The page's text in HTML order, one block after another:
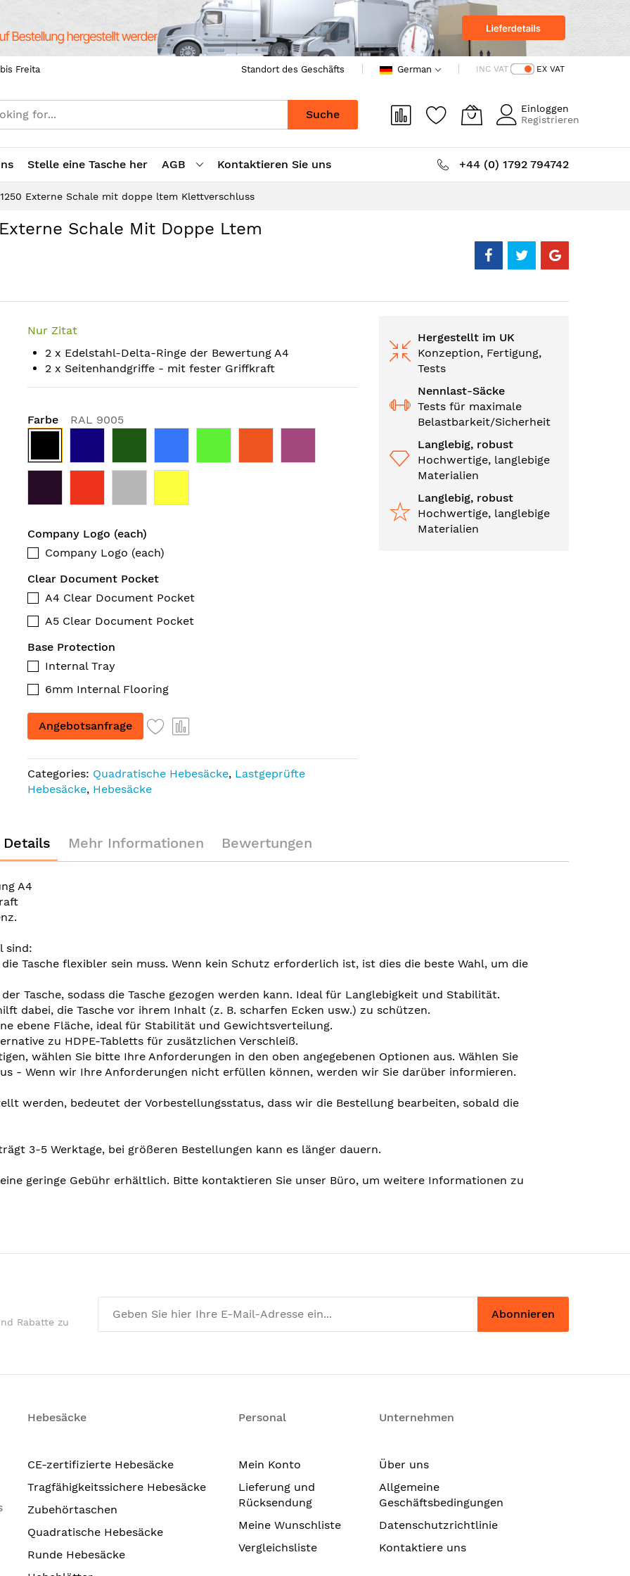
Freita Standort des Geschäfts German INC VAT EX VAT
Suche
Einloggen
Registrieren
Stelle eine Tasche her AGB Kontaktieren Sie uns
+44 (0) 1792 794742
Externe Schale mit doppe ltem Klettverschluss
Schale Mit Doppe Ltem
Nur Zitat
2 x Edelstahl-Delta-Ringe der Bewertung A4
2 x Seitenhandgriffe - mit fester Griffkraft
Farbe RAL 9005
Company Logo (each)
Company Logo (each)
Clear Document Pocket
A4 Clear Document Pocket
A5 Clear Document Pocket
Base Protection
Internal Tray
6mm Internal Flooring
Angebotsanfrage
Categories: Quadratische Hebesäcke, Lastgeprüfte
Hebesäcke, Hebesäcke
Hergestellt im UK
Konzeption, Fertigung,
Tests
Nennlast-Säcke
Tests für maximale
Belastbarkeit/Sicherheit
Langlebig, robust
Hochwertige, langlebige
Materialien
Langlebig, robust
Hochwertige, langlebige
Materialien
Details
A4
sind:
Tasche flexibler sein muss. Wenn kein Schutz erforderlich ist, ist dies die beste Wahl, um die
Tasche, sodass die Tasche gezogen werden kann. Ideal für Langlebigkeit und Stabilität.
dabei, die Tasche vor ihrem Inhalt (z. B. scharfen Ecken usw.) zu schützen.
ebene Fläche, ideal für Stabilität und Gewichtsverteilung.
zu HDPE-Tabletts für zusätzlichen Verschleiß.
wählen Sie bitte Ihre Anforderungen in den oben angegebenen Optionen aus. Wählen Sie
- Wenn wir Ihre Anforderungen nicht erfüllen können, werden wir Sie darüber informieren.
werden, bedeutet der Vorbestellungsstatus, dass wir die Bestellung bearbeiten, sobald die
3-5 Werktage, bei größeren Bestellungen kann es länger dauern.
geringe Gebühr erhältlich. Bitte kontaktieren Sie unser Büro, um weitere Informationen zu
Mehr Informationen Bewertungen
Rabatte zu
Abonnieren
Hebesäcke
CE-zertifizierte Hebesäcke
Tragfähigkeitssichere Hebesäcke
Zubehörtaschen
Quadratische Hebesäcke
Runde Hebesäcke
Personal
Mein Konto
Lieferung und
Rücksendung
Meine Wunschliste
Vergleichsliste
Unternehmen
Über uns
Allgemeine
Geschäftsbedingungen
Datenschutzrichtlinie
Kontaktiere uns